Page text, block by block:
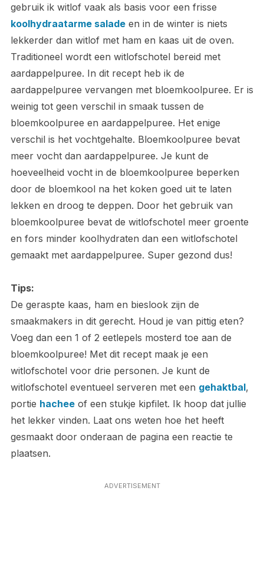
gebruik ik witlof vaak als basis voor een frisse
koolhydraatarme saladeen in de winter is niets
lekkerder dan witlof met ham en kaas uit de oven.
Traditioneel wordt een witlofschotel bereid met
aardappelpuree. In dit recept heb ik de
aardappelpuree vervangen met bloemkoolpuree. Er is
weinig tot geen verschil in smaak tussen de
bloemkoolpuree en aardappelpuree. Het enige
verschil is het vochtgehalte. Bloemkoolpuree bevat
meer vocht dan aardappelpuree. Je kunt de
hoeveelheid vocht in de bloemkoolpuree beperken
door de bloemkool na het koken goed uit te laten
lekken en droog te deppen. Door het gebruik van
bloemkoolpuree bevat de witlofschotel meer groente
en fors minder koolhydraten dan een witlofschotel
gemaakt met aardappelpuree. Super gezond dus!
Tips:
De geraspte kaas, ham en bieslook zijn de
smaakmakers in dit gerecht. Houd je van pittig eten?
Voeg dan een 1 of 2 eetlepels mosterd toe aan de
bloemkoolpuree! Met dit recept maak je een
witlofschotel voor drie personen. Je kunt de
witlofschotel eventueel serveren met een gehaktbal,
portie hacheeof een stukje kipfilet. Ik hoop dat jullie
het lekker vinden. Laat ons weten hoe het heeft
gesmaakt door onderaan de pagina een reactie te
plaatsen.
ADVERTISEMENT